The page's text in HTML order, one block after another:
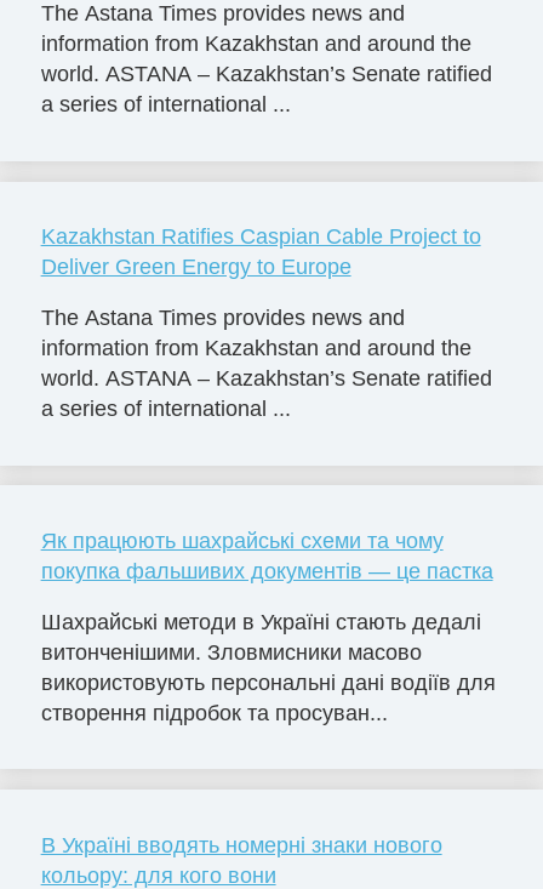
The Astana Times provides news and
information from Kazakhstan and around the
world. ASTANA – Kazakhstan’s Senate ratified
a series of international ...
Kazakhstan Ratifies Caspian Cable Project to
Deliver Green Energy to Europe
The Astana Times provides news and
information from Kazakhstan and around the
world. ASTANA – Kazakhstan’s Senate ratified
a series of international ...
Як працюють шахрайські схеми та чому
покупка фальшивих документів — це пастка
Шахрайські методи в Україні стають дедалі
витонченішими. Зловмисники масово
використовують персональні дані водіїв для
створення підробок та просуван...
В Україні вводять номерні знаки нового
кольору: для кого вони